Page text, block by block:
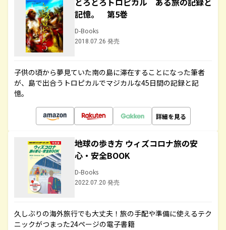
記憶。 第5巻
D-Books
2018.07.26 発売
子供の頃から夢見ていた南の島に滞在することになった筆者
が、島で出合うトロピカルでマジカルな45日間の記録と記
憶。
詳細を見る
地球の歩き方 ウィズコロナ旅の安
心・安全BOOK
D-Books
2022.07.20 発売
久しぶりの海外旅行でも大丈夫！旅の手配や準備に使えるテク
ニックがつまった24ページの電子書籍